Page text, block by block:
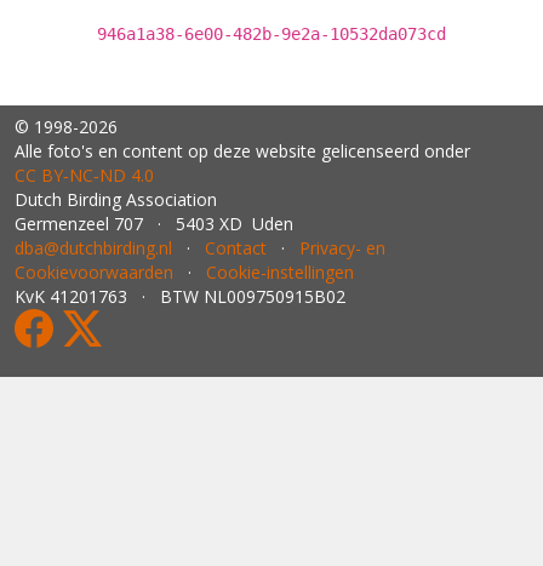
946a1a38-6e00-482b-9e2a-10532da073cd
© 1998-2026
Alle foto's en content op deze website gelicenseerd onder
CC BY‑NC‑ND 4.0
Dutch Birding Association
Germenzeel 707 · 5403 XD Uden
dba@dutchbirding.nl · Contact · Privacy- en
Cookievoorwaarden · Cookie-instellingen
KvK 41201763 · BTW NL009750915B02